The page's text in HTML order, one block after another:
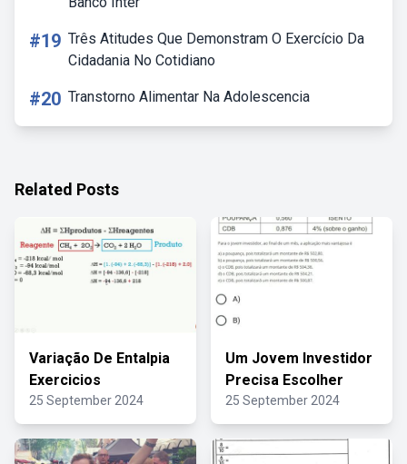
#19 Três Atitudes Que Demonstram O Exercício Da
Cidadania No Cotidiano
#20 Transtorno Alimentar Na Adolescencia
Related Posts
Variação De Entalpia
Exercicios
25 September 2024
Um Jovem Investidor
Precisa Escolher
25 September 2024